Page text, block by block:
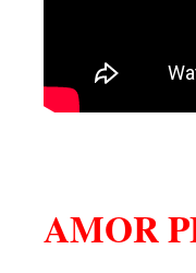
AMOR